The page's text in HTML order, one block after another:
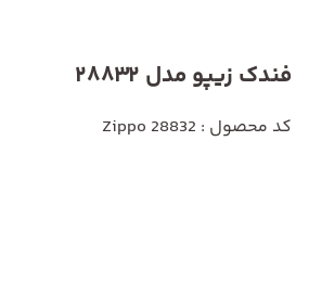
فندک زیپو مدل 28832
کد محصول : Zippo 28832